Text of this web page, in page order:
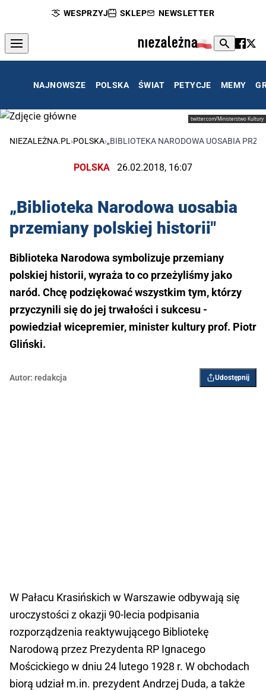
WESPRZYJ SKLEP NEWSLETTER
NAJNOWSZE POLSKA ŚWIAT PETYCJE MEMY
twitter.com/Ministerstwo Kultury
NIEZALEŻNA.PL ›POLSKA›„BIBLIOTEKA NARODOWA UOSABIA
POLSKA 26.02.2018, 16:07
„Biblioteka Narodowa uosabia
przemiany polskiej historii"
Biblioteka Narodowa symbolizuje przemiany
polskiej historii, wyraża to co przeżyliśmy jako
naród. Chcę podziękować wszystkim tym, którzy
przyczynili się do jej trwałości i sukcesu -
powiedział wicepremier, minister kultury prof. Piotr
Gliński.
Autor: redakcja Udostępnij
W Pałacu Krasińskich w Warszawie odbywają się
uroczystości z okazji 90-lecia podpisania
rozporządzenia reaktywującego Bibliotekę
Narodową przez Prezydenta RP Ignacego
Mościckiego w dniu 24 lutego 1928 r. W obchodach
biorą udział m.in. prezydent Andrzej Duda, a także